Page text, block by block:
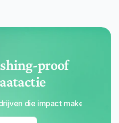
proof
die impact maken met